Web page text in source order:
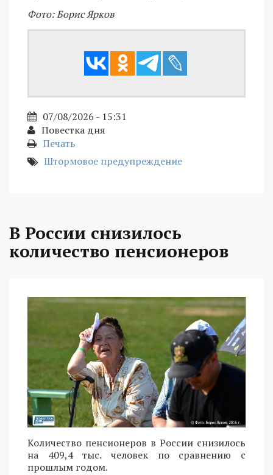
Фото: Борис Ярков
07/08/2026 - 15:31
Повестка дня
Печать
Штормовое предупреждение
В России снизилось
количество пенсионеров
Количество пенсионеров в России снизилось
на 409,4 тыс. человек по сравнению с
прошлым годом.